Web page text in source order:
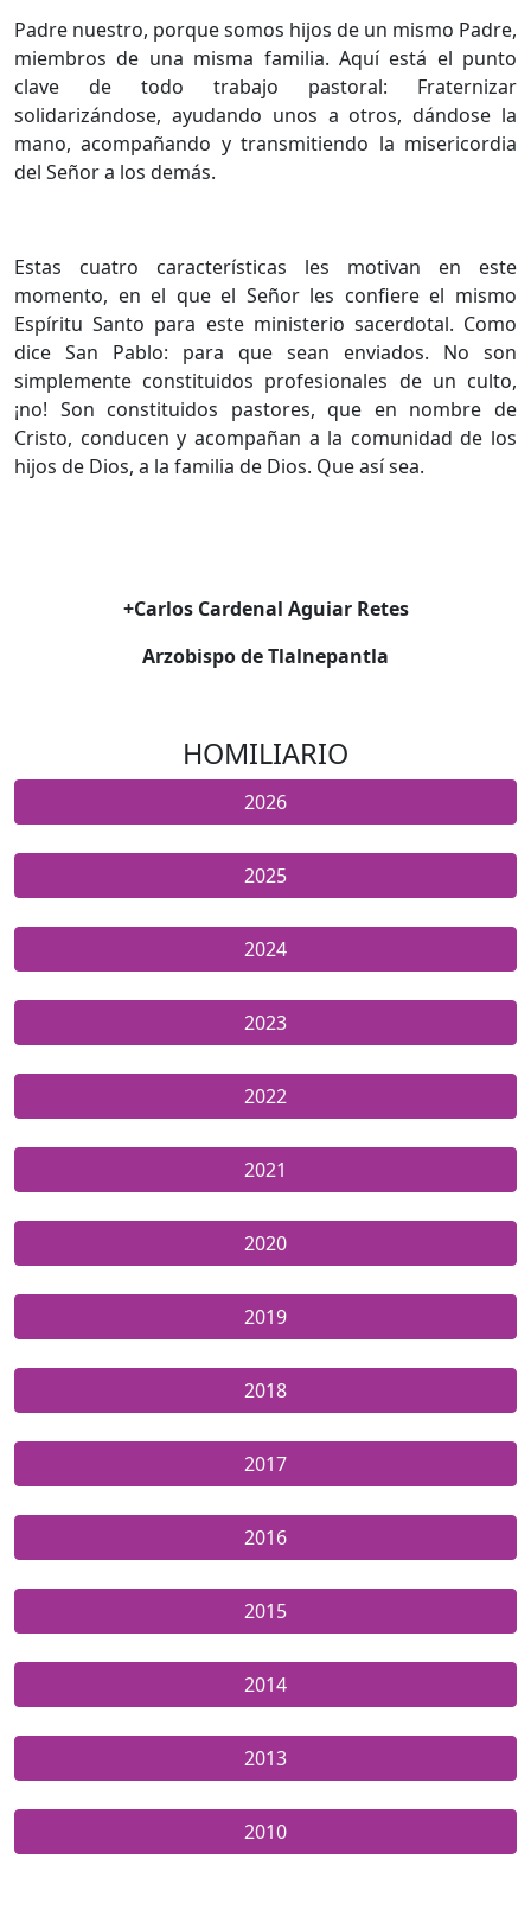
Padre nuestro, porque somos hijos de un mismo Padre,
miembros de una misma familia. Aquí está el punto
clave de todo trabajo pastoral: Fraternizar
solidarizándose, ayudando unos a otros, dándose la
mano, acompañando y transmitiendo la misericordia
del Señor a los demás.
Estas cuatro características les motivan en este
momento, en el que el Señor les confiere el mismo
Espíritu Santo para este ministerio sacerdotal. Como
dice San Pablo: para que sean enviados. No son
simplemente constituidos profesionales de un culto,
¡no! Son constituidos pastores, que en nombre de
Cristo, conducen y acompañan a la comunidad de los
hijos de Dios, a la familia de Dios. Que así sea.
+Carlos Cardenal Aguiar Retes
Arzobispo de Tlalnepantla
HOMILIARIO
2026
2025
2024
2023
2022
2021
2020
2019
2018
2017
2016
2015
2014
2013
2010